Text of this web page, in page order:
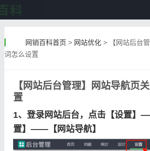
网销百科首页 > 网站优化 >【网站后台
词怎么设置
【网站后台管理】网站导航页
置
1、登录网站后台，点击【设置】
置】——【网站导航】